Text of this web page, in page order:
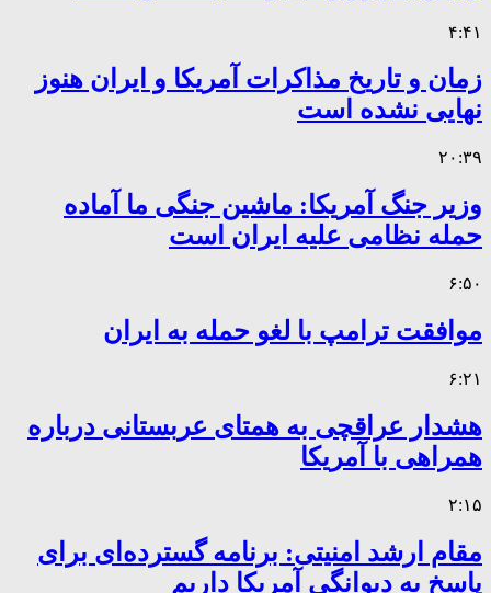
۴:۴۱
زمان و تاریخ مذاکرات آمریکا و ایران هنوز
نهایی نشده است
۲۰:۳۹
وزیر جنگ آمریکا: ماشین جنگی ما آماده
حمله نظامی علیه ایران است
۶:۵۰
موافقت ترامپ با لغو حمله به ایران
۶:۲۱
هشدار عراقچی به همتای عربستانی درباره
همراهی با آمریکا
۲:۱۵
مقام ارشد امنیتی: برنامه گسترده‌ای برای
پاسخ به دیوانگی آمریکا داریم